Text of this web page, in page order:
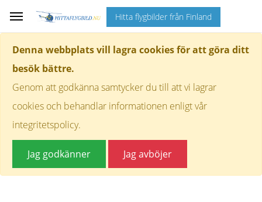
Denna webbplats vill lagra cookies för att göra ditt
besök bättre.
Genom att godkänna samtycker du till att vi lagrar
cookies och behandlar informationen enligt vår
integritetspolicy.
Jag godkänner Jag avböjer
Hitta flygbilder från Finland